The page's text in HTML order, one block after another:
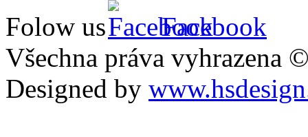
Folow us
Facebook
Všechna práva vyhrazena
Designed by